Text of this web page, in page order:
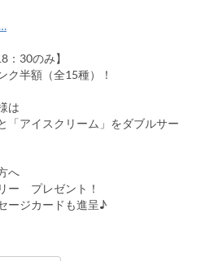
30のみ】
半額（全15種）！
は
アイスクリーム」をダブルサー
へ
ー プレゼント！
ージカードも進呈♪